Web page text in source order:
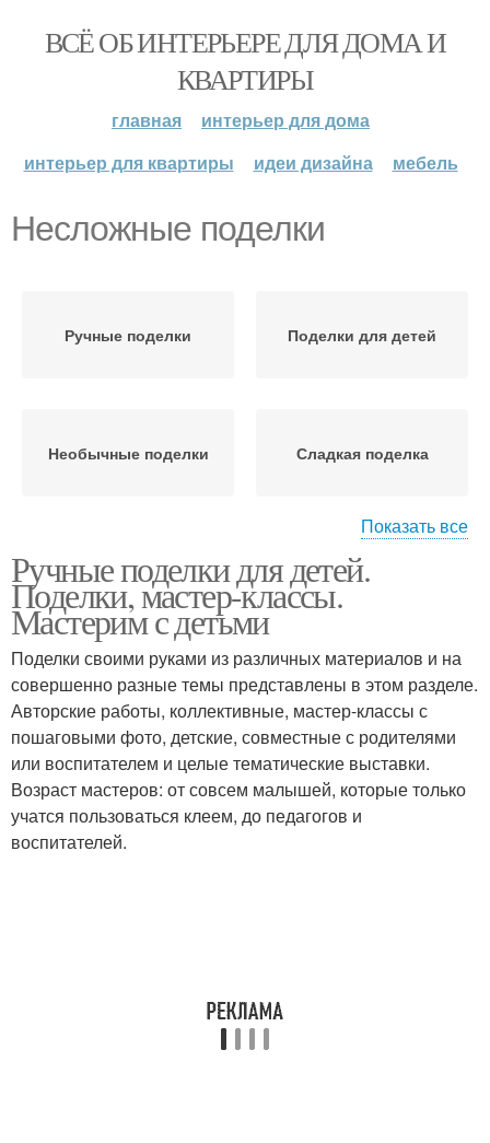
ВСЁ ОБ ИНТЕРЬЕРЕ ДЛЯ ДОМА И
КВАРТИРЫ
главная
интерьер для дома
интерьер для квартиры
идеи дизайна мебель
Несложные поделки
Ручные поделки Поделки для детей
Необычные поделки Сладкая поделка
материала
Лёгкие поделки
Поделки из соленого
теста
Простые поделки
Поделки из бумаги Поделки с детьми
Показать все
Ручные поделки для детей.
Поделки, мастер-классы.
Мастерим с детьми
Поделки своими руками из различных материалов и на
совершенно разные темы представлены в этом разделе.
Авторские работы, коллективные, мастер-классы с
пошаговыми фото, детские, совместные с родителями
или воспитателем и целые тематические выставки.
Возраст мастеров: от совсем малышей, которые только
учатся пользоваться клеем, до педагогов и
воспитателей.